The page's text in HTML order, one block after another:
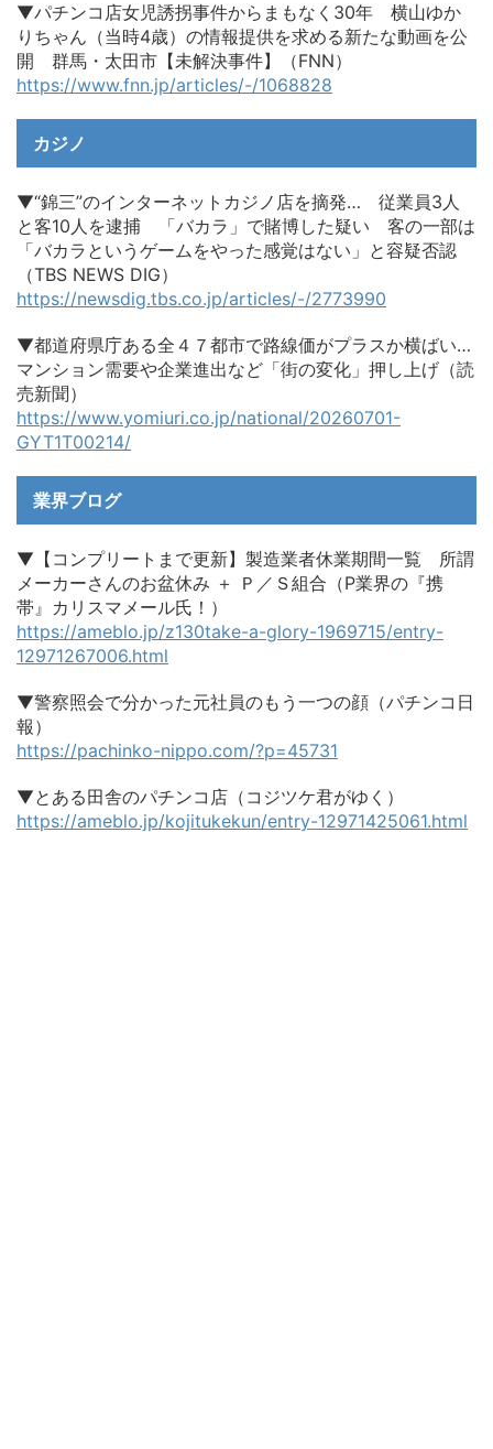
▼パチンコ店女児誘拐事件からまもなく30年 横山ゆか
りちゃん（当時4歳）の情報提供を求める新たな動画を公
開 群馬・太田市【未解決事件】（FNN）
https://www.fnn.jp/articles/-/1068828
カジノ
▼“錦三”のインターネットカジノ店を摘発… 従業員3人
と客10人を逮捕 「バカラ」で賭博した疑い 客の一部は
「バカラというゲームをやった感覚はない」と容疑否認
（TBS NEWS DIG）
https://newsdig.tbs.co.jp/articles/-/2773990
▼都道府県庁ある全４７都市で路線価がプラスか横ばい…
マンション需要や企業進出など「街の変化」押し上げ（読
売新聞）
https://www.yomiuri.co.jp/national/20260701-
GYT1T00214/
業界ブログ
▼【コンプリートまで更新】製造業者休業期間一覧 所謂
メーカーさんのお盆休み ＋ Ｐ／Ｓ組合（P業界の『携
帯』カリスマメール氏！）
https://ameblo.jp/z130take-a-glory-1969715/entry-
12971267006.html
▼警察照会で分かった元社員のもう一つの顔（パチンコ日
報）
https://pachinko-nippo.com/?p=45731
▼とある田舎のパチンコ店（コジツケ君がゆく）
https://ameblo.jp/kojitukekun/entry-12971425061.html